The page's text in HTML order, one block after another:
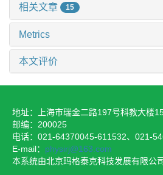
相关文章 15
Metrics
本文评价
地址：上海市瑞金二路197号科教大楼
邮编：200025
电话：021-64370045-611532、021-
E-mail： physirj@163.com
本系统由北京玛格泰克科技发展有限公